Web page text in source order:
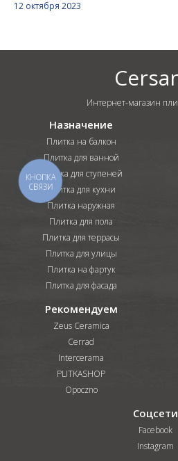
12 октября 2023
Интернет-магазин
Назначение
Плитка на балкон
Плитка для ванной
Плитка для ступеней
Плитка для кухни
Плитка наружная
Плитка для пола
Плитка для террасы
Плитка для улицы
Плитка на фартук
Плитка для фасада
Рекомендуем
Zeus Ceramica
Cerrad
Intercerama
PLITKASHOP
Opoczno
Соцсети
Facebook
Instagram
КНОПКА
СВЯЗИ